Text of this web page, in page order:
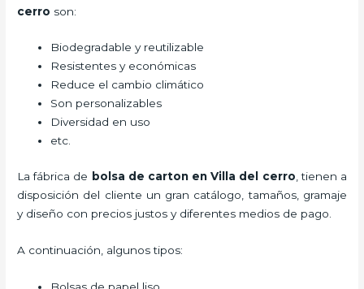
cerro son:
Biodegradable y reutilizable
Resistentes y económicas
Reduce el cambio climático
Son personalizables
Diversidad en uso
etc.
La fábrica de bolsa de carton en Villa del cerro , tienen a
disposición del cliente un gran catálogo, tamaños, gramaje
y diseño con precios justos y diferentes medios de pago.
A continuación, algunos tipos:
Bolsas de papel liso